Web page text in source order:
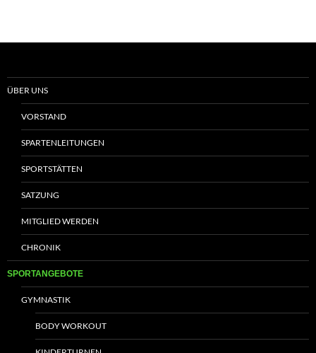
ÜBER UNS
VORSTAND
SPARTENLEITUNGEN
SPORTSTÄTTEN
SATZUNG
MITGLIED WERDEN
CHRONIK
SPORTANGEBOTE
GYMNASTIK
BODY WORKOUT